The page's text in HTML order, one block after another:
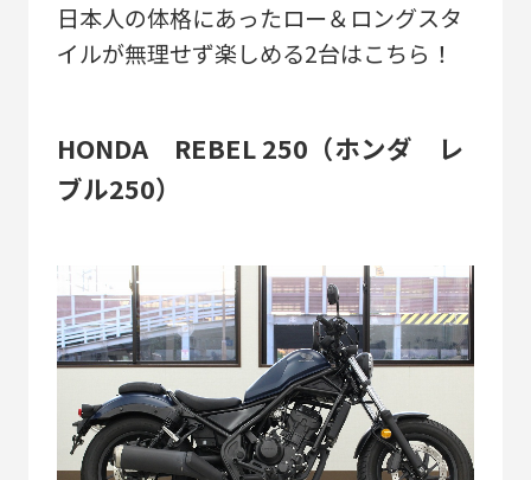
日本人の体格にあったロー＆ロングスタ
イルが無理せず楽しめる2台はこちら！
HONDA REBEL 250（ホンダ レ
ブル250）